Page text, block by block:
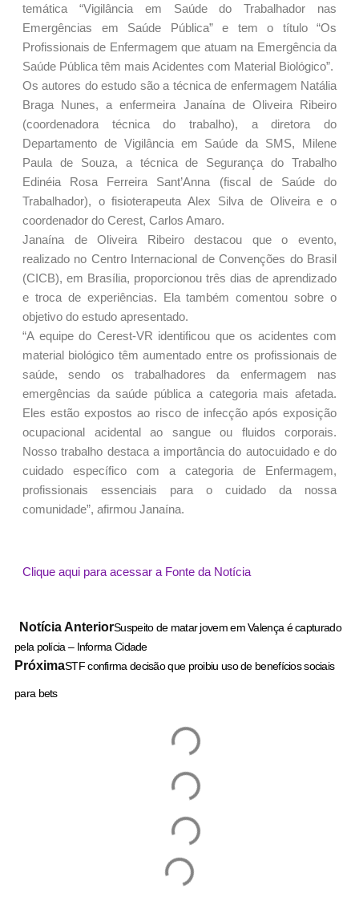
temática “Vigilância em Saúde do Trabalhador nas
Emergências em Saúde Pública” e tem o título “Os
Profissionais de Enfermagem que atuam na Emergência da
Saúde Pública têm mais Acidentes com Material Biológico”.
Os autores do estudo são a técnica de enfermagem Natália
Braga Nunes, a enfermeira Janaína de Oliveira Ribeiro
(coordenadora técnica do trabalho), a diretora do
Departamento de Vigilância em Saúde da SMS, Milene
Paula de Souza, a técnica de Segurança do Trabalho
Edinéia Rosa Ferreira Sant’Anna (fiscal de Saúde do
Trabalhador), o fisioterapeuta Alex Silva de Oliveira e o
coordenador do Cerest, Carlos Amaro.
Janaína de Oliveira Ribeiro destacou que o evento,
realizado no Centro Internacional de Convenções do Brasil
(CICB), em Brasília, proporcionou três dias de aprendizado
e troca de experiências. Ela também comentou sobre o
objetivo do estudo apresentado.
“A equipe do Cerest-VR identificou que os acidentes com
material biológico têm aumentado entre os profissionais de
saúde, sendo os trabalhadores da enfermagem nas
emergências da saúde pública a categoria mais afetada.
Eles estão expostos ao risco de infecção após exposição
ocupacional acidental ao sangue ou fluidos corporais.
Nosso trabalho destaca a importância do autocuidado e do
cuidado específico com a categoria de Enfermagem,
profissionais essenciais para o cuidado da nossa
comunidade”, afirmou Janaína.
Clique aqui para acessar a Fonte da Notícia
Notícia AnteriorSuspeito de matar jovem em Valença é capturado
pela polícia – Informa Cidade
PróximaSTF confirma decisão que proibiu uso de benefícios sociais
para bets